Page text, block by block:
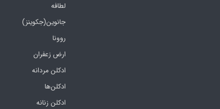
لطافه
جانوین(جکوینز)
روونا
ارض زعفران
ادکلن مردانه
ادکلن‌ها
ادکلن زنانه